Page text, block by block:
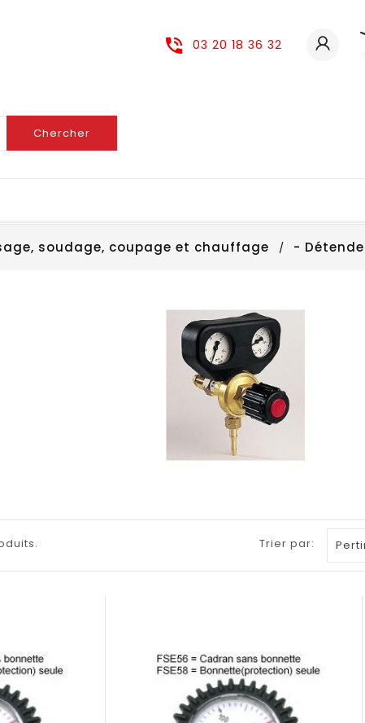
03 20 18 36 32
Chercher
soudage, coupage et chauffage -
Trier par: